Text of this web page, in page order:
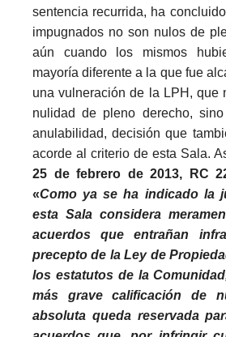
sentencia recurrida, ha
impugnados no son nulos de
aún cuando los mismos
mayoría diferente a la que fue
una vulneración de la LPH, que
nulidad de pleno derecho,
anulabilidad, decisión que
acorde al criterio de esta Sala.
25 de febrero de 2013, RC
«Como ya se ha indicado la
esta Sala considera
acuerdos que entrañan
precepto de la Ley de
los estatutos de la
más grave calificación de
absoluta queda reservada